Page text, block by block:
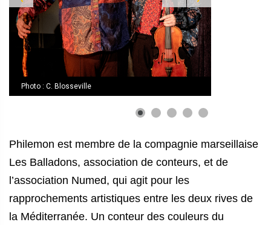
Photo : C. Blosseville
Philemon est membre de la compagnie marseillaise
Les Balladons, association de conteurs, et de
l’association Numed, qui agit pour les
rapprochements artistiques entre les deux rives de
la Méditerranée. Un conteur des couleurs du